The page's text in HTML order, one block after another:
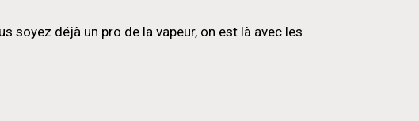
soyez déjà un pro de la vapeur, on est là avec les